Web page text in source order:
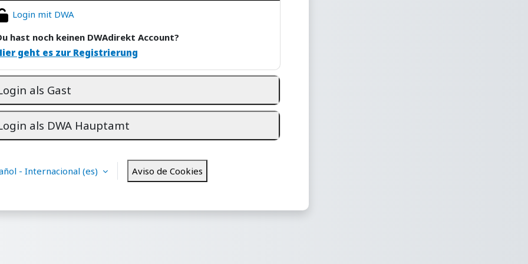
Login mit DWA
hast noch keinen DWAdirekt Account?
geht es zur Registrierung
als Gast
als DWA Hauptamt
- Internacional ‎(es)‎ Aviso de Cookies